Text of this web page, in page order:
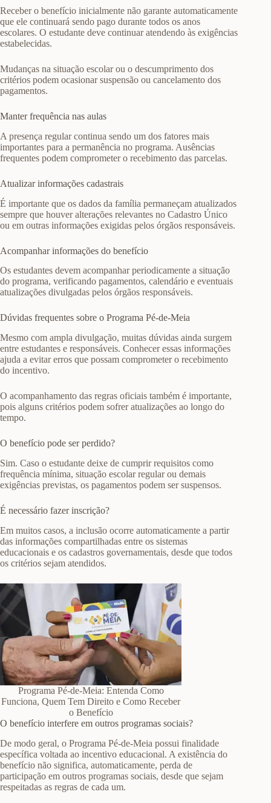
Receber o benefício inicialmente não garante automaticamente
que ele continuará sendo pago durante todos os anos
escolares. O estudante deve continuar atendendo às exigências
estabelecidas.
Mudanças na situação escolar ou o descumprimento dos
critérios podem ocasionar suspensão ou cancelamento dos
pagamentos.
Manter frequência nas aulas
A presença regular continua sendo um dos fatores mais
importantes para a permanência no programa. Ausências
frequentes podem comprometer o recebimento das parcelas.
Atualizar informações cadastrais
É importante que os dados da família permaneçam atualizados
sempre que houver alterações relevantes no Cadastro Único
ou em outras informações exigidas pelos órgãos responsáveis.
Acompanhar informações do benefício
Os estudantes devem acompanhar periodicamente a situação
do programa, verificando pagamentos, calendário e eventuais
atualizações divulgadas pelos órgãos responsáveis.
Dúvidas frequentes sobre o Programa Pé-de-Meia
Mesmo com ampla divulgação, muitas dúvidas ainda surgem
entre estudantes e responsáveis. Conhecer essas informações
ajuda a evitar erros que possam comprometer o recebimento
do incentivo.
O acompanhamento das regras oficiais também é importante,
pois alguns critérios podem sofrer atualizações ao longo do
tempo.
O benefício pode ser perdido?
Sim. Caso o estudante deixe de cumprir requisitos como
frequência mínima, situação escolar regular ou demais
exigências previstas, os pagamentos podem ser suspensos.
É necessário fazer inscrição?
Em muitos casos, a inclusão ocorre automaticamente a partir
das informações compartilhadas entre os sistemas
educacionais e os cadastros governamentais, desde que todos
os critérios sejam atendidos.
Programa Pé-de-Meia: Entenda Como
Funciona, Quem Tem Direito e Como Receber
o Benefício
O benefício interfere em outros programas sociais?
De modo geral, o Programa Pé-de-Meia possui finalidade
específica voltada ao incentivo educacional. A existência do
benefício não significa, automaticamente, perda de
participação em outros programas sociais, desde que sejam
respeitadas as regras de cada um.